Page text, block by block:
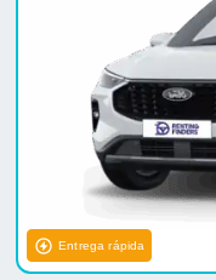
Entrega rápida